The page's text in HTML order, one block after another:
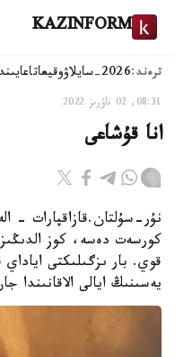
KAZINFORM
ترەند:2026-سايلاۋ وقيعا
08:31, 02 ناۋرىز 2022
انا قۇشاعى
نۇر-سۇلتان.قازاقپارات -
كورسەت دەسە، كوز
قوي. بار ىزگىلىكتى اياداي
يەسىنىڭ ايالى الاقانىندا